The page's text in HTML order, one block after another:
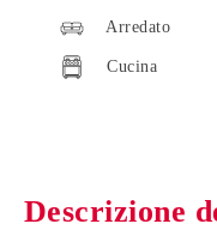
Arredato
Cucina
Descrizione